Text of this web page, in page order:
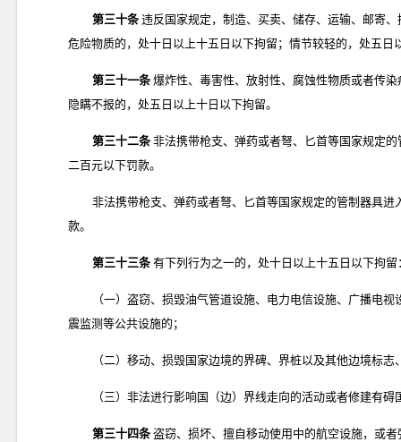
第三十条 违反国家规定，制造、买卖、储存、运输、邮寄
危险物质的，处十日以上十五日以下拘留；情节较轻的，处五日
第三十一条 爆炸性、毒害性、放射性、腐蚀性物质或者传
隐瞒不报的，处五日以上十日以下拘留。
第三十二条 非法携带枪支、弹药或者弩、匕首等国家规定
二百元以下罚款。
非法携带枪支、弹药或者弩、匕首等国家规定的管制器具
款。
第三十三条 有下列行为之一的，处十日以上十五日以下拘留
（一）盗窃、损毁油气管道设施、电力电信设施、广播电
震监测等公共设施的；
（二）移动、损毁国家边境的界碑、界桩以及其他边境标
（三）非法进行影响国（边）界线走向的活动或者修建有
第三十四条 盗窃、损坏、擅自移动使用中的航空设施，或